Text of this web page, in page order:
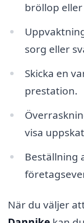
bröllop
sorg eller
Skicka en
prestation.
visa
Beställning
När du väljer